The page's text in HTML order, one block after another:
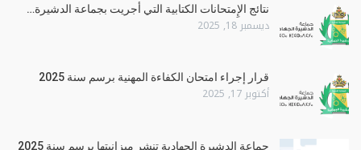
نتائج الإِمتحانات الكتابية التي أجريت بجماعة الدشيرة…
ديسمبر 18, 2025
قرار إجراء امتحان الكفاءة المهنية برسم سنة 2025
أكتوبر 17, 2025
جماعة الدشيرة الجهادية تنشر ميزانيتها برسم سنة 2025